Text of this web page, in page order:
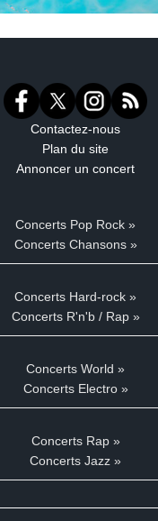
Contactez-nous
Plan du site
Annoncer un concert
Concerts Pop Rock »
Concerts Chansons »
Concerts Hard-rock »
Concerts R'n'b / Rap »
Concerts World »
Concerts Electro »
Concerts Rap »
Concerts Jazz »